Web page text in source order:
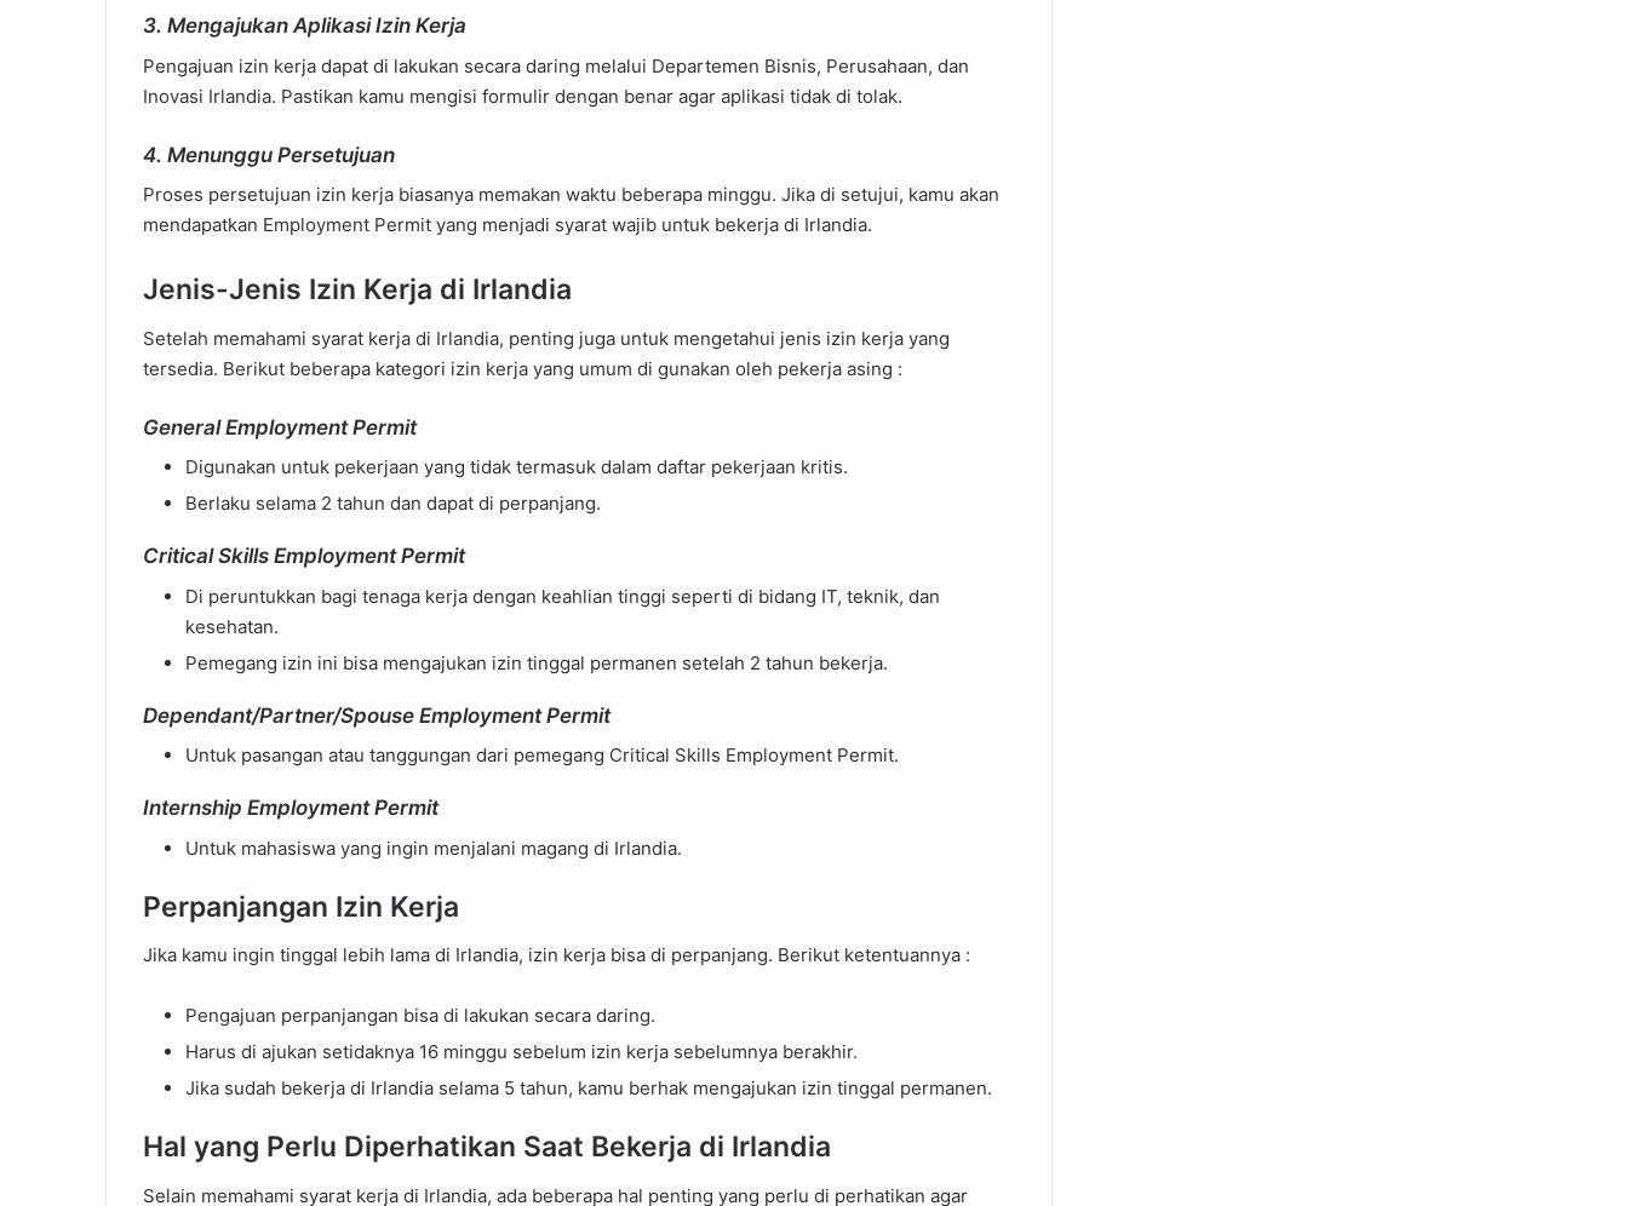
3. Mengajukan Aplikasi Izin Kerja
Pengajuan izin kerja dapat di lakukan secara daring melalui Departemen Bisnis, Perusahaan, dan
Inovasi Irlandia. Pastikan kamu mengisi formulir dengan benar agar aplikasi tidak di tolak.
4. Menunggu Persetujuan
Proses persetujuan izin kerja biasanya memakan waktu beberapa minggu. Jika di setujui, kamu akan
mendapatkan Employment Permit yang menjadi syarat wajib untuk bekerja di Irlandia.
Jenis-Jenis Izin Kerja di Irlandia
Setelah memahami syarat kerja di Irlandia, penting juga untuk mengetahui jenis izin kerja yang
tersedia. Berikut beberapa kategori izin kerja yang umum di gunakan oleh pekerja asing :
General Employment Permit
Digunakan untuk pekerjaan yang tidak termasuk dalam daftar pekerjaan kritis.
Berlaku selama 2 tahun dan dapat di perpanjang.
Critical Skills Employment Permit
Di peruntukkan bagi tenaga kerja dengan keahlian tinggi seperti di bidang IT, teknik, dan
kesehatan.
Pemegang izin ini bisa mengajukan izin tinggal permanen setelah 2 tahun bekerja.
Dependant/Partner/Spouse Employment Permit
Untuk pasangan atau tanggungan dari pemegang Critical Skills Employment Permit.
Internship Employment Permit
Untuk mahasiswa yang ingin menjalani magang di Irlandia.
Perpanjangan Izin Kerja
Jika kamu ingin tinggal lebih lama di Irlandia, izin kerja bisa di perpanjang. Berikut ketentuannya :
Pengajuan perpanjangan bisa di lakukan secara daring.
Harus di ajukan setidaknya 16 minggu sebelum izin kerja sebelumnya berakhir.
Jika sudah bekerja di Irlandia selama 5 tahun, kamu berhak mengajukan izin tinggal permanen.
Hal yang Perlu Diperhatikan Saat Bekerja di Irlandia
Selain memahami syarat kerja di Irlandia, ada beberapa hal penting yang perlu di perhatikan agar